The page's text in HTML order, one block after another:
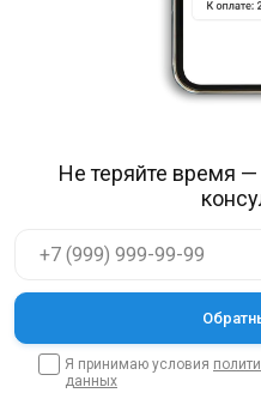
Не теряйте время —
Я принимаю условия
данных